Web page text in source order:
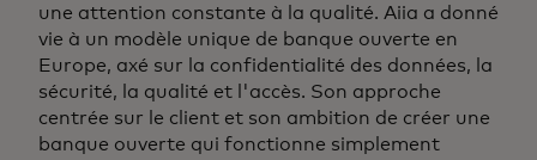
une attention constante à la qualité. Aiia a donné
vie à un modèle unique de banque ouverte en
Europe, axé sur la confidentialité des données, la
sécurité, la qualité et l'accès. Son approche
centrée sur le client et son ambition de créer une
banque ouverte qui fonctionne simplement